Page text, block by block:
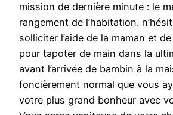
mission de dernière minute : le
rangement de l’habitation.
solliciter l’aide de la maman et
pour tapoter de main dans la
avant l’arrivée de bambin à la
foncièrement normal que vous
votre plus grand bonheur avec